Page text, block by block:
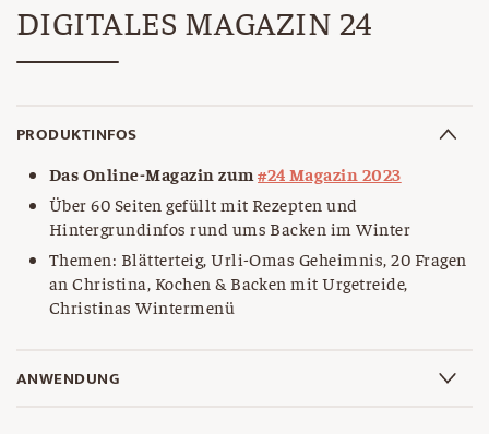
DIGITALES MAGAZIN 24
PRODUKTINFOS
Das Online-Magazin zum#24 Magazin 2023
Über 60 Seiten gefüllt mit Rezepten und
Hintergrundinfos rund ums Backen im Winter
Themen: Blätterteig, Urli-Omas Geheimnis, 20 Fragen
an Christina, Kochen & Backen mit Urgetreide,
Christinas Wintermenü
ANWENDUNG